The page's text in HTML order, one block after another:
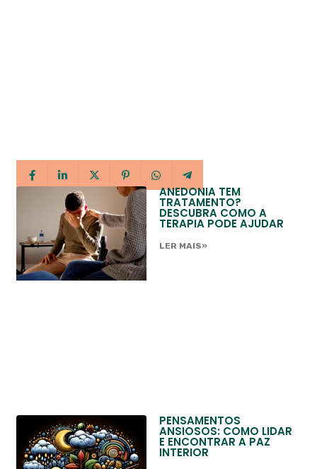
ANEDONIA TEM
TRATAMENTO?
DESCUBRA COMO A
TERAPIA PODE AJUDAR
LER MAIS»
PENSAMENTOS
ANSIOSOS: COMO LIDAR
E ENCONTRAR A PAZ
INTERIOR